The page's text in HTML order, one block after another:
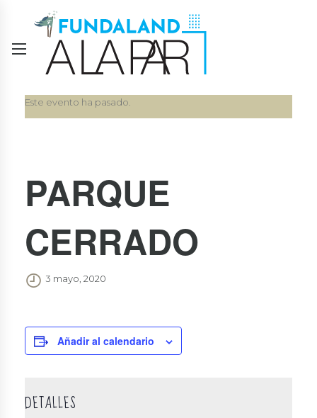
Este evento ha pasado.
PARQUE
CERRADO
3 mayo, 2020
Añadir al calendario
DETALLES